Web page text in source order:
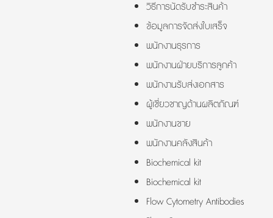
วิธีการนัดรับชำระสินค้า
ข้อมูลการจัดส่งใบเสร็จ
พนักงานธุรการ
พนักงานฝ่ายบริการลูกค้า
พนักงานรับส่งเอกสาร
ผู้เชี่ยวชาญด้านผลิตภัณฑ์
พนักงานขาย
พนักงานคลังสินค้า
Biochemical kit
Biochemical kit
Flow Cytometry Antibodies